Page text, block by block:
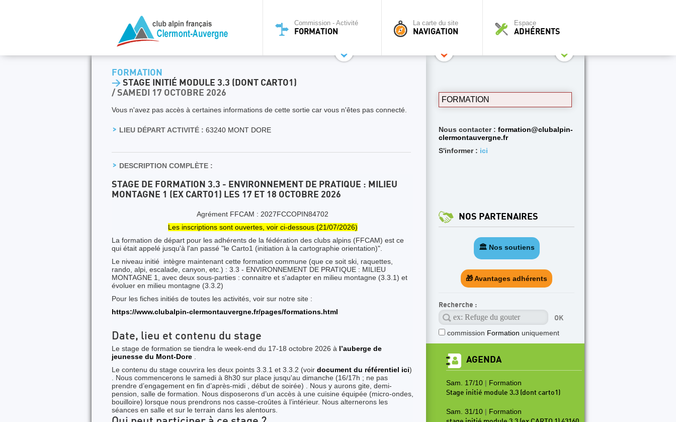
Commission - Activité
FORMATION
La carte du site
NAVIGATION
Espace
ADHÉRENTS
FORMATION
> STAGE INITIÉ MODULE 3.3 (DONT CARTO1)
/ SAMEDI 17 OCTOBRE 2026
Vous n'avez pas accès à certaines informations de cette sortie car vous n'êtes pas connecté.
LIEU DÉPART ACTIVITÉ : 63240 MONT DORE
DESCRIPTION COMPLÈTE :
STAGE DE FORMATION 3.3 - ENVIRONNEMENT DE PRATIQUE : MILIEU
MONTAGNE 1 (EX CARTO1) LES 17 ET 18 OCTOBRE 2026
Agrément FFCAM : 2027FCCOPIN84702
Les inscriptions sont ouvertes, voir ci-dessous (21/07/2026)
La formation de départ pour les adhérents de la fédération des clubs alpins (FFCAM) est ce
qui était appelé jusqu'à l'an passé "le Carto1 (initiation à la cartographie orientation)".
Le niveau initié intègre maintenant cette formation commune (que ce soit ski, raquettes,
rando, alpi, escalade, canyon, etc.) : 3.3 - ENVIRONNEMENT DE PRATIQUE : MILIEU
MONTAGNE 1, avec deux sous-parties : connaitre et s'adapter en milieu montagne (3.3.1) et
évoluer en milieu montagne (3.3.2)
Pour les fiches initiés de toutes les activités, voir sur notre site :
https://www.clubalpin-clermontauvergne.fr/pages/formations.html
Date, lieu et contenu du stage
Le stage de formation se tiendra le week-end du 17-18 octobre 2026 à l’auberge de
jeunesse du Mont-Dore
Le contenu du stage couvrira les deux points 3.3.1 et 3.3.2 (voir document du référentiel ici)
. Nous commencerons le samedi à 8h30 sur place jusqu'au dimanche (16/17h ; ne pas
prendre d’engagement en fin d’après-midi , début de soirée) . Nous y aurons gite, demi-
pension, salle de formation . Nous disposerons d’un accès à une cuisine équipée (micro-ondes,
bouilloire) lorsque nous prendrons nos casse-croûtes à l’intérieur. Nous alternerons les
séances en salle et sur le terrain dans les alentours.
FORMATION
Nous contacter : formation@clubalpin-
clermontauvergne.fr
S'informer : ici
NOS PARTENAIRES
🏛️ Nos soutiens
🎁 Avantages adhérents
Recherche :
commission Formation uniquement
AGENDA
Sam. 17/10 | Formation
Stage initié module 3.3 (dont carto1)
Sam. 31/10 | Formation